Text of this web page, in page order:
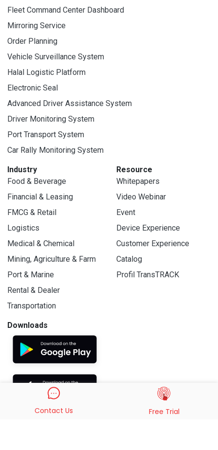
Fleet Command Center Dashboard
Mirroring Service
Order Planning
Vehicle Surveillance System
Halal Logistic Platform
Electronic Seal
Advanced Driver Assistance System
Driver Monitoring System
Port Transport System
Car Rally Monitoring System
Industry
Food & Beverage
Financial & Leasing
FMCG & Retail
Logistics
Medical & Chemical
Mining, Agriculture & Farm
Port & Marine
Rental & Dealer
Transportation
Resource
Whitepapers
Video Webinar
Event
Device Experience
Customer Experience
Catalog
Profil TransTRACK
Downloads
Contact Us Free Trial